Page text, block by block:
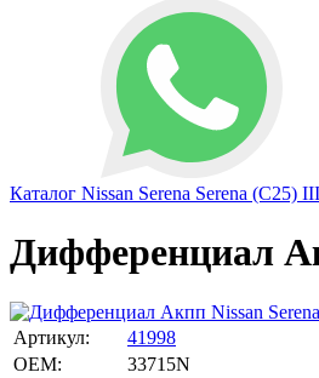
Каталог Nissan Serena Serena (C25)
Дифференциал
Артикул:
41998
OEM:
33715N